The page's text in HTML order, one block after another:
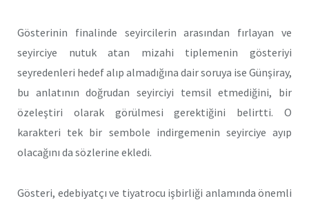
Gösterinin finalinde seyircilerin arasından fırlayan ve
seyirciye nutuk atan mizahi tiplemenin gösteriyi
seyredenleri hedef alıp almadığına dair soruya ise Günşiray,
bu anlatının doğrudan seyirciyi temsil etmediğini, bir
özeleştiri olarak görülmesi gerektiğini belirtti. O
karakteri tek bir sembole indirgemenin seyirciye ayıp
olacağını da sözlerine ekledi.
Gösteri, edebiyatçı ve tiyatrocu işbirliği anlamında önemli